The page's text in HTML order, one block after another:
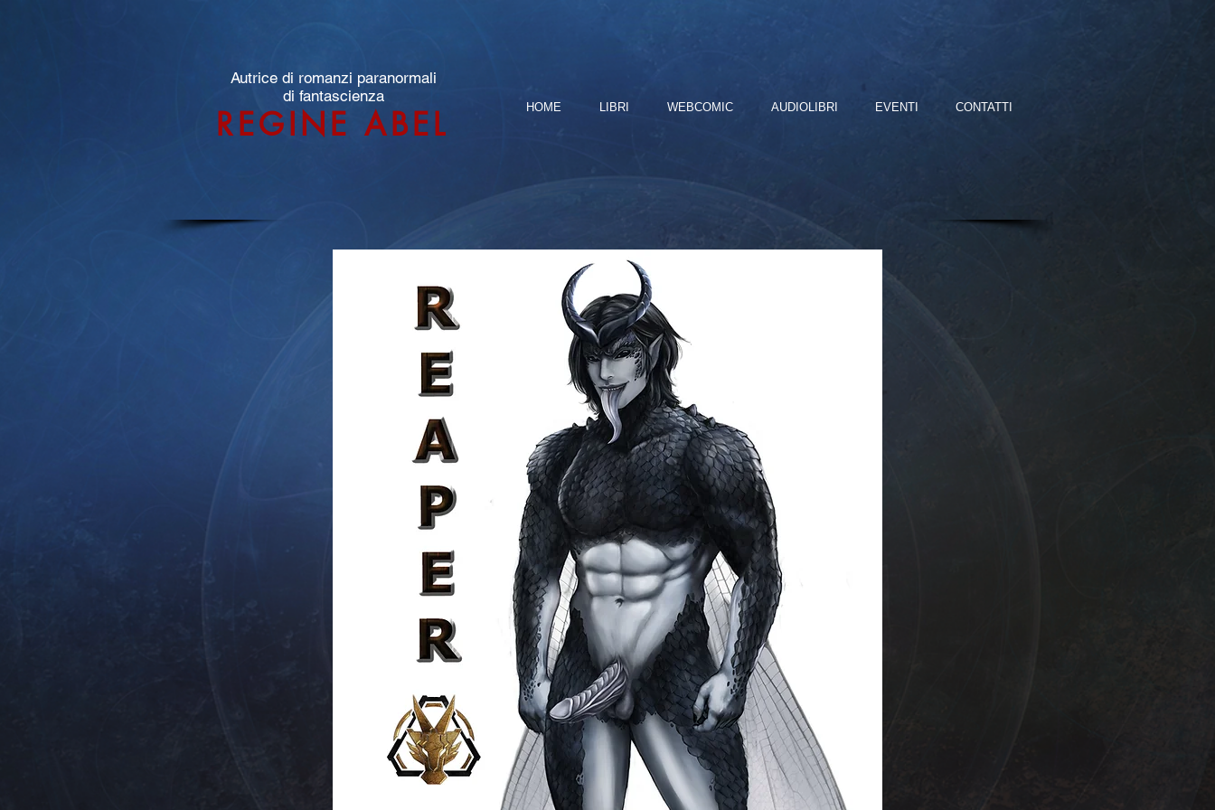
Autrice di romanzi paranormali
di fantascienza
REGINE ABEL HOME LIBRI WEBCOMIC AUDIOLIBRI EVENTI CONTATTI